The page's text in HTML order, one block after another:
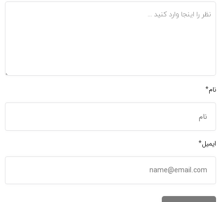
نام*
ایمیل*